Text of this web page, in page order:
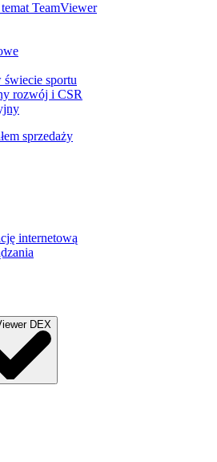
TeamViewer
świecie sportu
rozwój i CSR
sprzedaży
internetową
DEX